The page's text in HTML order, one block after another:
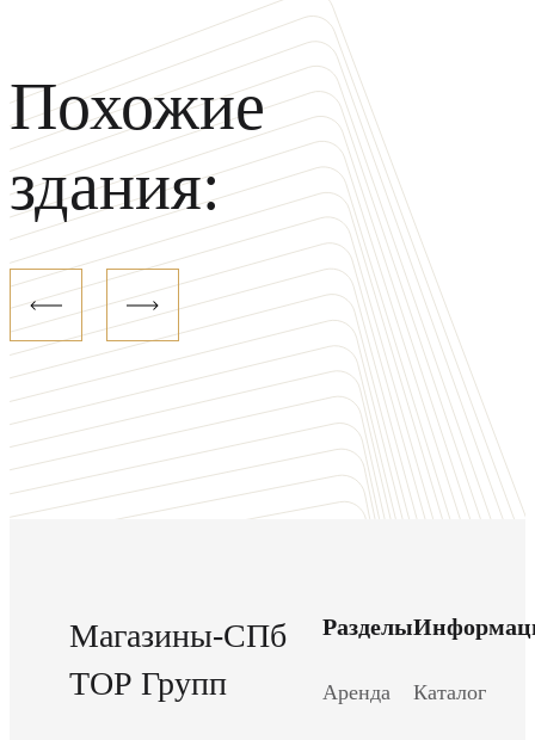
Похожие
здания:
Магазины-СПб
ТОР Групп
Разделы
Аренда Каталог